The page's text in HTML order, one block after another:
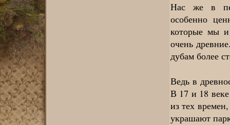
Нас же в
особенно
которые мы
очень
дубам более
Ведь в
В 17 и 18
из тех
украшают